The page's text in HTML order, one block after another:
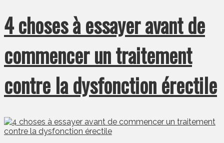
4 choses à essayer avant de
commencer un traitement
contre la dysfonction érectile